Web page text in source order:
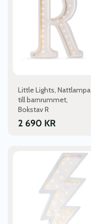
Little Lights, Nattlampa
till barnrummet,
Bokstav R
2 690 KR
alternativen
produktsidan